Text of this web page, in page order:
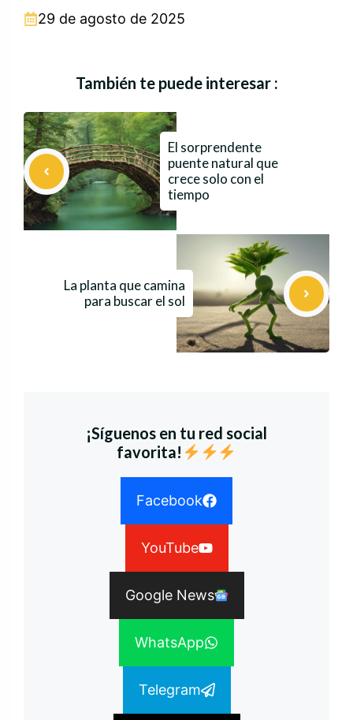
29 de agosto de 2025
También te puede interesar :
El sorprendente
puente natural que
crece solo con el
tiempo
La planta que camina
para buscar el sol
¡Síguenos en tu red social
favorita!
Facebook
YouTube
Google News
WhatsApp
Telegram